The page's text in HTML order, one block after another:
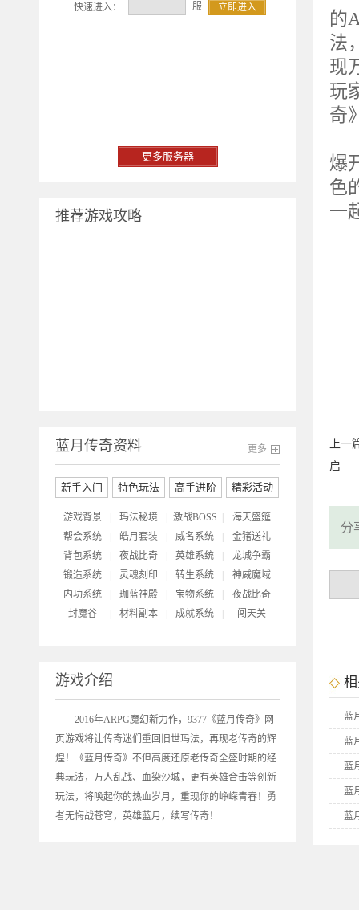
的
法
现
玩
奇
爆
色
一
上一
启
分
蓝
蓝
蓝
蓝
蓝
快速进入： 服 立即进入
更多服务器
推荐游戏攻略
更多
蓝月传奇资料
新手入门 特色玩法 高手进阶 精彩活动
游戏背景 玛法秘境 激战BOSS
海天盛筵
帮会系统 皓月套装 威名系统
金猪送礼
背包系统 夜战比奇 英雄系统
龙城争霸
锻造系统 灵魂刻印 转生系统
神威魔域
内功系统 珈蓝神殿 宝物系统
夜战比奇
封魔谷 材料副本 成就系统 闯天关
游戏介绍
2016年ARPG魔幻新力作，9377《蓝月传奇》网
页游戏将让传奇迷们重回旧世玛法，再现老传奇的辉
煌！《蓝月传奇》不但高度还原老传奇全盛时期的经
典玩法，万人乱战、血染沙城，更有英雄合击等创新
玩法，将唤起你的热血岁月，重现你的峥嵘青春！勇
者无悔战苍穹，英雄蓝月，续写传奇！